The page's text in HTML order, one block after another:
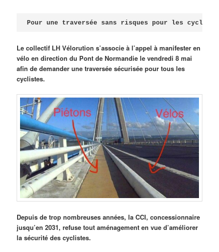
Pour une traversée sans risques pour les
Le collectif LH Vélorution s’associe à l’appel à manifester en
vélo en direction du Pont de Normandie le vendredi 8 mai
afin de demander une traversée sécurisée pour tous les
cyclistes.
Depuis de trop nombreuses années, la CCI, concessionnaire
jusqu’en 2031, refuse tout aménagement en vue d’améliorer
la sécurité des cyclistes.